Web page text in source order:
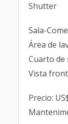
Shutter
Sala-
Área de
Cuarto de
Vista
Precio: